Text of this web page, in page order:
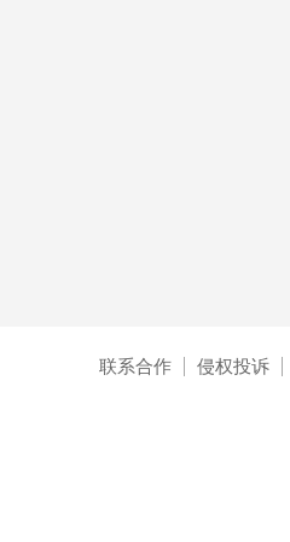
联系合作 侵权投诉